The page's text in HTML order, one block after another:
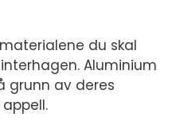
du skal
Aluminium
grunn av deres